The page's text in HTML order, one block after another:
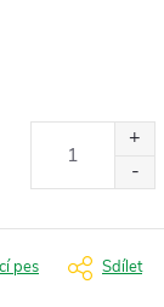
pes Sdílet